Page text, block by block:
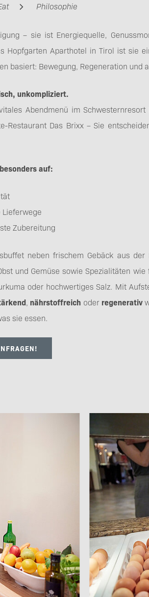
Philosophie
– sie ist Energiequelle,
Hopfgarten Aparthotel in Tirol ist sie
basiert: Bewegung, Regeneration und
unkompliziert.
Abendmenü im
Restaurant Das Brixx – Sie
auf:
Lieferwege
Zubereitung
neben frischem Gebäck aus
und Gemüse sowie Spezialitäten
oder hochwertiges Salz. Mit
, nährstoffreich oder regenerativ
sie essen.